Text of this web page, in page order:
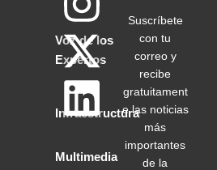
Voz de los
Expertos
Infraestructura
Multimedia
Suscríbete
con tu
correo y
recibe
gratuitament
e las noticias
más
importantes
de la